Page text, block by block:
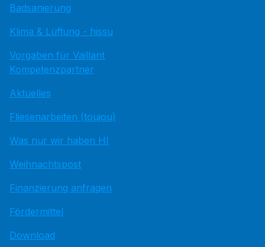
Badsanierung
Klima & Lüftung - hissu
Vorgaben für Vaillant
Kompetenzpartner
Aktuelles
Fliesenarbeiten (toujou)
Was nur wir haben HI
Weihnachtspost
Finanzierung anfragen
Fördermittel
Download